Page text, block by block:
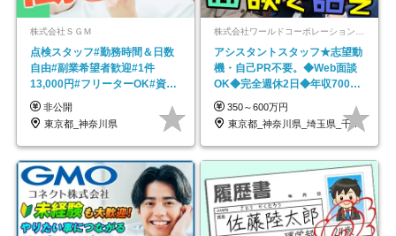
株式会社ＳＧＭ
点検スタッフ#勤務時間＆日数
自由#副業希望者歓迎#1件
13,000円#フリーターOK#資格
スキル不要
非公開
東京都_神奈川県
アシスタントスタッフ★志望動
機・自己PR不要。◆Web面談
OK◆完全週休2日◆年収700万
円可/p13
350～600万円
東京都_神奈川県_埼玉県_千葉県_大阪府…